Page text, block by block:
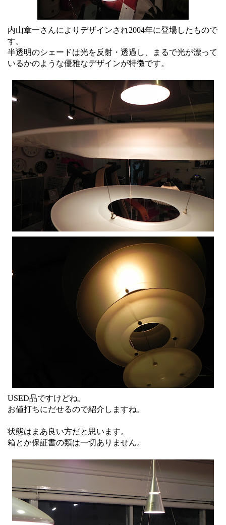
内山章一さんによりデザインされ2004年に登場したもので
す。
半透明のシェードは光を反射・透過し、まるで光が漂って
いるかのような優雅なデザインが特徴です。
USED品ですけどね。
お値打ちにだせるので紹介しますね。
状態はまあ良い方だと思います。
箱とか保証書の類は一切ありません。